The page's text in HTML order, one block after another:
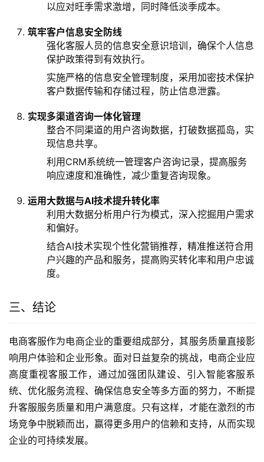
以应对旺季需求激增，同时降低淡季成本。
筑牢客户信息安全防线
强化客服人员的信息安全意识培训，确保个人信息
保护政策得到有效执行。
实施严格的信息安全管理制度，采用加密技术保护
客户数据传输和存储过程，防止信息泄露。
实现多渠道咨询一体化管理
整合不同渠道的用户咨询数据，打破数据孤岛，实
现信息共享。
利用CRM系统统一管理客户咨询记录，提高服务
响应速度和准确性，减少重复咨询现象。
运用大数据与AI技术提升转化率
利用大数据分析用户行为模式，深入挖掘用户需求
和偏好。
结合AI技术实现个性化营销推荐，精准推送符合用
户兴趣的产品和服务，提高购买转化率和用户忠诚
度。
三、结论
电商客服作为电商企业的重要组成部分，其服务质量直接影
响用户体验和企业形象。面对日益复杂的挑战，电商企业应
高度重视客服工作，通过加强团队建设、引入智能客服系
统、优化服务流程、确保信息安全等多方面的努力，不断提
升客服服务质量和用户满意度。只有这样，才能在激烈的市
场竞争中脱颖而出，赢得更多用户的信赖和支持，从而实现
企业的可持续发展。